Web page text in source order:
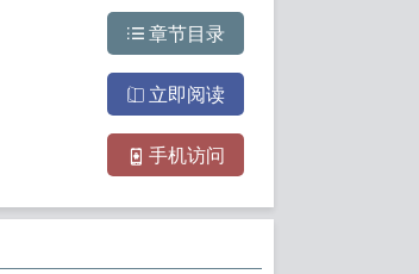
章节目录
立即阅读
手机访问